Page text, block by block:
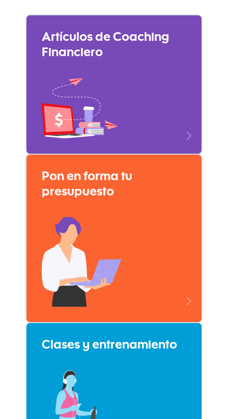
Artículos de Coaching
Financiero
Pon en forma tu
presupuesto
Clases y entrenamiento